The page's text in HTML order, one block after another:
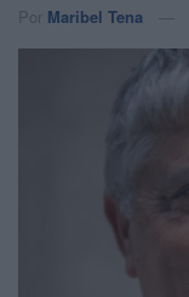
Por Maribel Tena